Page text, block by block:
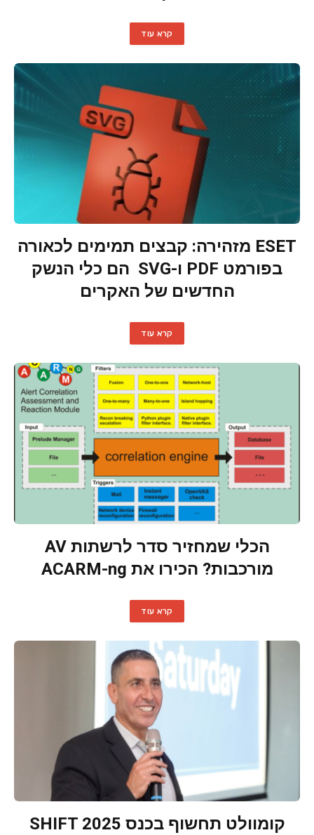
קרא עוד
ESET מזהירה: קבצים תמימים לכאורה
בפורמט PDF ו-SVG הם כלי הנשק
החדשים של האקרים
קרא עוד
הכלי שמחזיר סדר לרשתות AV
מורכבות? הכירו את ACARM-ng
קרא עוד
קומוולט תחשוף בכנס SHIFT 2025